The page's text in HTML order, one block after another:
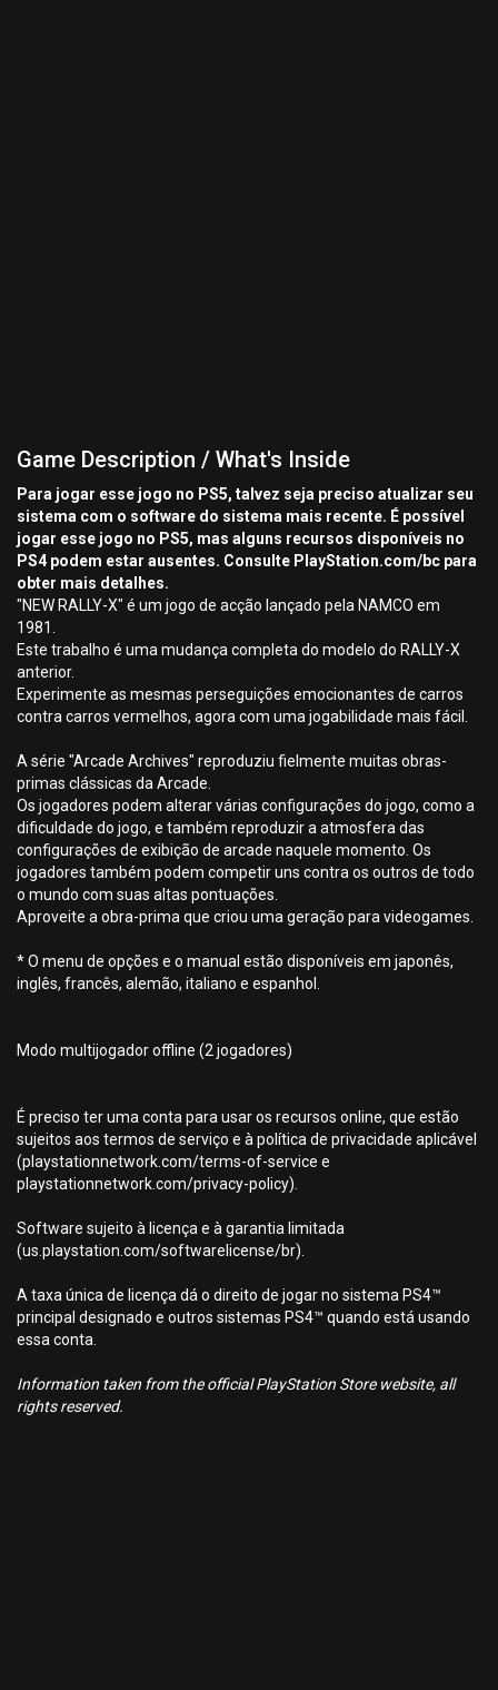
Game Description / What's Inside
Para jogar esse jogo no PS5, talvez seja preciso atualizar seu
sistema com o software do sistema mais recente. É possível
jogar esse jogo no PS5, mas alguns recursos disponíveis no
PS4 podem estar ausentes. Consulte PlayStation.com/bc para
obter mais detalhes.
"NEW RALLY-X" é um jogo de acção lançado pela NAMCO em
1981.
Este trabalho é uma mudança completa do modelo do RALLY-X
anterior.
Experimente as mesmas perseguições emocionantes de carros
contra carros vermelhos, agora com uma jogabilidade mais fácil.
A série "Arcade Archives" reproduziu fielmente muitas obras-
primas clássicas da Arcade.
Os jogadores podem alterar várias configurações do jogo, como a
dificuldade do jogo, e também reproduzir a atmosfera das
configurações de exibição de arcade naquele momento. Os
jogadores também podem competir uns contra os outros de todo
o mundo com suas altas pontuações.
Aproveite a obra-prima que criou uma geração para videogames.
* O menu de opções e o manual estão disponíveis em japonês,
inglês, francês, alemão, italiano e espanhol.
Modo multijogador offline (2 jogadores)
É preciso ter uma conta para usar os recursos online, que estão
sujeitos aos termos de serviço e à política de privacidade aplicável
(playstationnetwork.com/terms-of-service e
playstationnetwork.com/privacy-policy).
Software sujeito à licença e à garantia limitada
(us.playstation.com/softwarelicense/br).
A taxa única de licença dá o direito de jogar no sistema PS4™
principal designado e outros sistemas PS4™ quando está usando
essa conta.
Information taken from the official PlayStation Store website, all
rights reserved.